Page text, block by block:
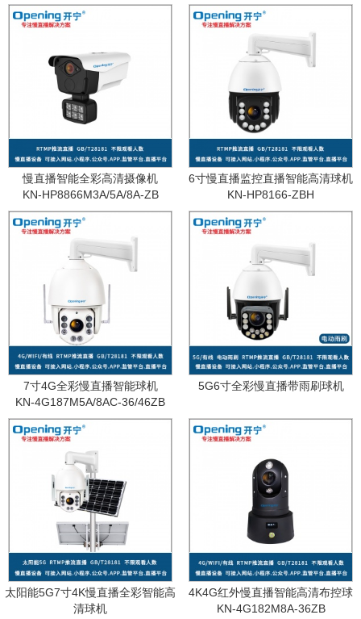
慢直播智能全彩高清摄像机
KN-HP8866M3A/5A/8A-ZB
6寸慢直播监控直播智能高清球机
KN-HP8166-ZBH
7寸4G全彩慢直播智能球机
KN-4G187M5A/8AC-36/46ZB
5G6寸全彩慢直播带雨刷球机
太阳能5G7寸4K慢直播全彩智能高
清球机
4K4G红外慢直播智能高清布控球
KN-4G182M8A-36ZB